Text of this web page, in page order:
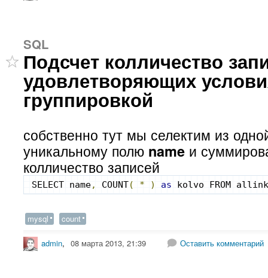
SQL
Подсчет колличество
удовлетворяющих
группировкой
собственно тут мы селектим из
уникальному полю name и
колличество записей
SELECT name, COUNT( * ) as kolvo FROM
mysql count
admin, 08 марта 2013, 21:39 Оставить комментарий